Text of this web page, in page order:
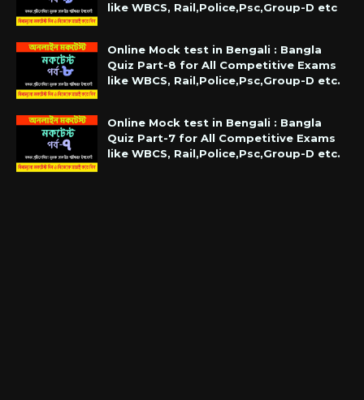
like WBCS, Rail,Police,Psc,Group-D etc
Online Mock test in Bengali : Bangla
Quiz Part-8 for All Competitive Exams
like WBCS, Rail,Police,Psc,Group-D etc.
Online Mock test in Bengali : Bangla
Quiz Part-7 for All Competitive Exams
like WBCS, Rail,Police,Psc,Group-D etc.